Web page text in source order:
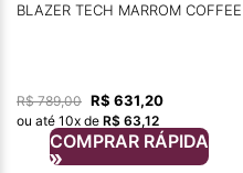
BLAZER TECH MARROM COFFEE
R$ 789,00 R$ 631,20
ou até 10x de R$ 63,12
COMPRAR RÁPIDA